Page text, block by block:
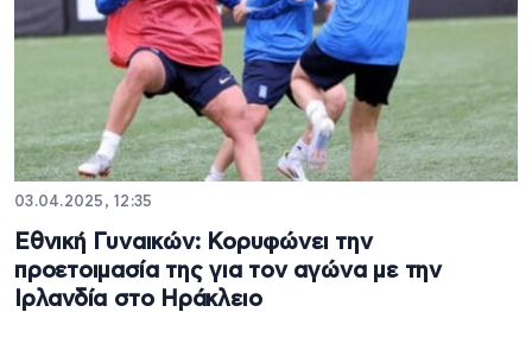
03.04.2025, 12:35
Εθνική Γυναικών: Κορυφώνει την
προετοιμασία της για τον αγώνα με την
Ιρλανδία στο Ηράκλειο